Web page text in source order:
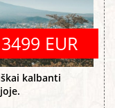
3499 EUR
kalbanti